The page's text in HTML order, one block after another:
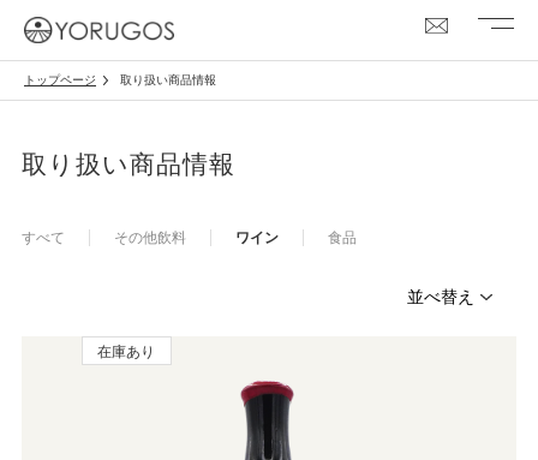
トップページ 取り扱い商品情報
取り扱い商品情報
すべて その他飲料 ワイン 食品
在庫あり